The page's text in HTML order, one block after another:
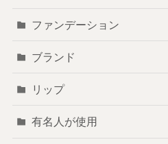
ファンデーション
ブランド
リップ
有名人が使用